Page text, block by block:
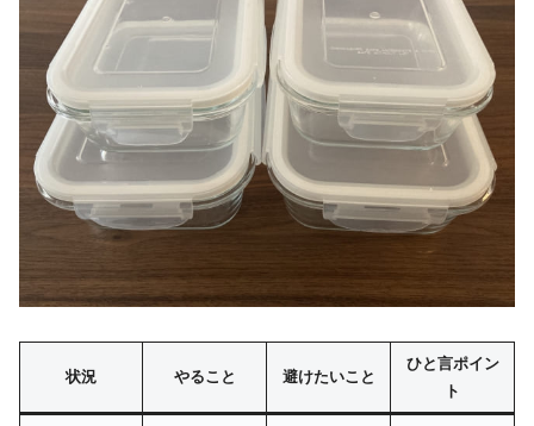
状況 やること 避けたいこと
ひと言ポイン
ト